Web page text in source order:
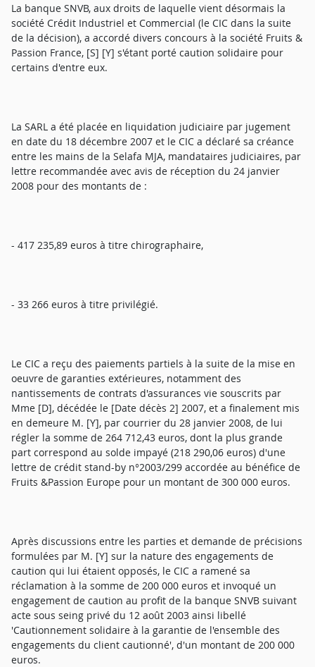
La banque SNVB, aux droits de laquelle vient désormais la
société Crédit Industriel et Commercial (le CIC dans la suite
de la décision), a accordé divers concours à la société Fruits &
Passion France, [S] [Y] s'étant porté caution solidaire pour
certains d'entre eux.
La SARL a été placée en liquidation judiciaire par jugement
en date du 18 décembre 2007 et le CIC a déclaré sa créance
entre les mains de la Selafa MJA, mandataires judiciaires, par
lettre recommandée avec avis de réception du 24 janvier
2008 pour des montants de :
- 417 235,89 euros à titre chirographaire,
- 33 266 euros à titre privilégié.
Le CIC a reçu des paiements partiels à la suite de la mise en
oeuvre de garanties extérieures, notamment des
nantissements de contrats d'assurances vie souscrits par
Mme [D], décédée le [Date décès 2] 2007, et a finalement mis
en demeure M. [Y], par courrier du 28 janvier 2008, de lui
régler la somme de 264 712,43 euros, dont la plus grande
part correspond au solde impayé (218 290,06 euros) d'une
lettre de crédit stand-by n°2003/299 accordée au bénéfice de
Fruits &Passion Europe pour un montant de 300 000 euros.
Après discussions entre les parties et demande de précisions
formulées par M. [Y] sur la nature des engagements de
caution qui lui étaient opposés, le CIC a ramené sa
réclamation à la somme de 200 000 euros et invoqué un
engagement de caution au profit de la banque SNVB suivant
acte sous seing privé du 12 août 2003 ainsi libellé
'Cautionnement solidaire à la garantie de l'ensemble des
engagements du client cautionné', d'un montant de 200 000
euros.